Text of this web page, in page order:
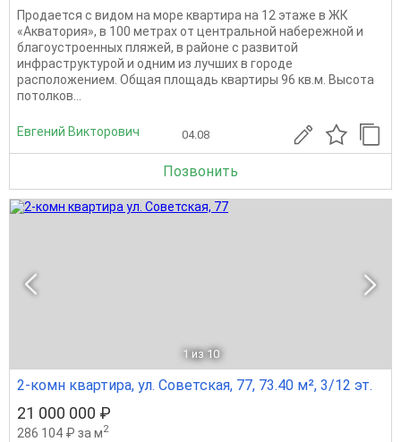
Продается с видом на море квартира на 12 этаже в ЖК
«Акватория», в 100 метрах от центральной набережной и
благоустроенных пляжей, в районе с развитой
инфраструктурой и одним из лучших в городе
расположением. Общая площадь квартиры 96 кв.м. Высота
потолков...
Евгений Викторович 04.08
Позвонить
1 из 10
2-комн квартира, ул. Советская, 77, 73.40 м², 3/12 эт.
21 000 000 ₽
286 104 ₽ за м2